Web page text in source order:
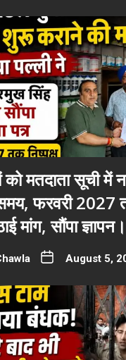
को मतदाता सूची
समय, फरवरी 2027
मांग, सौंपा ज्ञापन।
August 5,